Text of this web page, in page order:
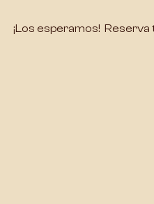
¡Los esperamos!  Reserva